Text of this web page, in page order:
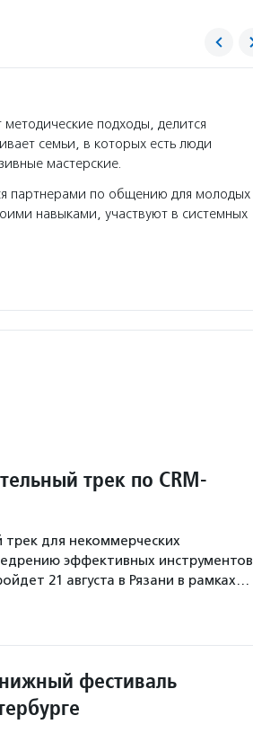
подходы, делится
семьи, в которых есть люди
мастерские.
партнерами по общению для молодых
навыками, участвуют в системных
трек по CRM-
для некоммерческих
эффективных инструментов
21 августа в Рязани в рамках…
фестиваль